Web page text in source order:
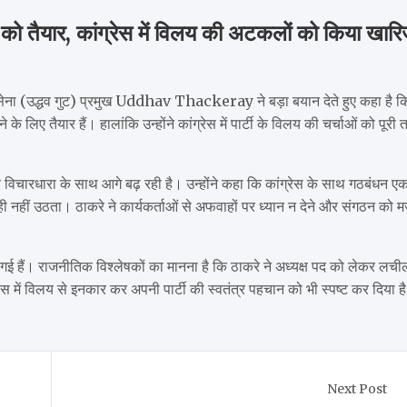
तैयार, कांग्रेस में विलय की अटकलों को किया
(उद्धव गुट) प्रमुख Uddhav Thackeray ने बड़ा बयान देते हुए कहा है
लिए तैयार हैं। हालांकि उन्होंने कांग्रेस में पार्टी के विलय की चर्चाओं को पूरी
विचारधारा के साथ आगे बढ़ रही है। उन्होंने कहा कि कांग्रेस के साथ गठबंधन
नहीं उठता। ठाकरे ने कार्यकर्ताओं से अफवाहों पर ध्यान न देने और संगठन को
हैं। राजनीतिक विश्लेषकों का मानना है कि ठाकरे ने अध्यक्ष पद को लेकर
विलय से इनकार कर अपनी पार्टी की स्वतंत्र पहचान को भी स्पष्ट कर दिया
Next Post